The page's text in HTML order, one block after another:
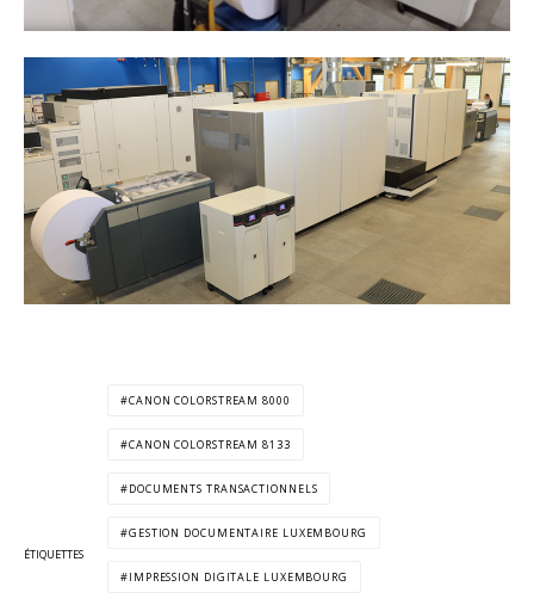
ÉTIQUETTES
CANON COLORSTREAM 8000
CANON COLORSTREAM 8133
DOCUMENTS TRANSACTIONNELS
GESTION DOCUMENTAIRE LUXEMBOURG
IMPRESSION DIGITALE LUXEMBOURG